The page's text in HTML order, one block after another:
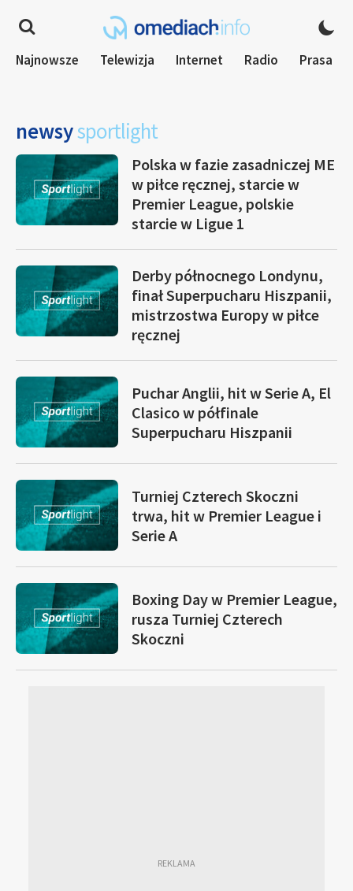
Najnowsze Telewizja Internet Radio Prasa
newsysportlight
Polska w fazie zasadniczej ME
w piłce ręcznej, starcie w
Premier League, polskie
starcie w Ligue 1
Derby północnego Londynu,
finał Superpucharu Hiszpanii,
mistrzostwa Europy w piłce
ręcznej
Puchar Anglii, hit w Serie A, El
Clasico w półfinale
Superpucharu Hiszpanii
Turniej Czterech Skoczni
trwa, hit w Premier League i
Serie A
Boxing Day w Premier League,
rusza Turniej Czterech
Skoczni